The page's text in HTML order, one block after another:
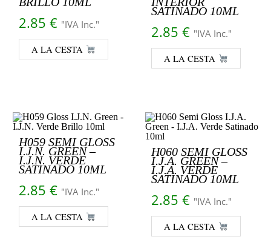
2.85 € "IVA Inc."
A LA CESTA
SATINADO 10ML
2.85 € "IVA Inc."
A LA CESTA
H059 SEMI GLOSS
I.J.N. GREEN –
I.J.N. VERDE
SATINADO 10ML
2.85 € "IVA Inc."
A LA CESTA
H060 SEMI GLOSS
I.J.A. GREEN –
I.J.A. VERDE
SATINADO 10ML
2.85 € "IVA Inc."
A LA CESTA